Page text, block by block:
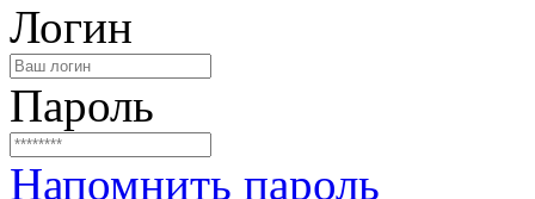
Логин
Пароль
Напомнить пароль